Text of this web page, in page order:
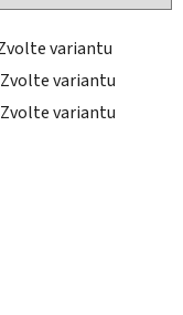
variantu
Zvolte variantu
Zvolte variantu